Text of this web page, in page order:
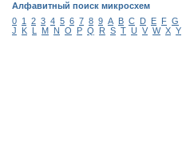
Алфавитный поиск микросхем
0 1 2 3 4 5 6 7 8 9 A B C D E F G
J
K L M N O P Q R S T U V W X Y